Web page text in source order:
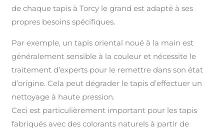
de chaque tapis à Torcy le grand est adapté à ses
propres besoins spécifiques.
Par exemple, un tapis oriental noué à la main est
généralement sensible à la couleur et nécessite le
traitement d’experts pour le remettre dans son état
d’origine. Cela peut dégrader le tapis d’effectuer un
nettoyage à haute pression.
Ceci est particulièrement important pour les tapis
fabriqués avec des colorants naturels à partir de